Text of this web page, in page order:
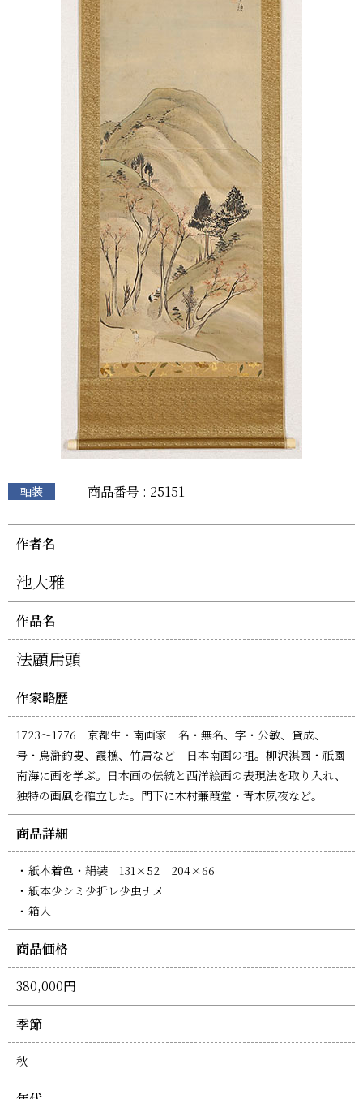
軸装 商品番号 : 25151
作者名
池大雅
作品名
法顧乕頭
作家略歴
1723～1776 京都生・南画家 名・無名、字・公敏、貸成、
号・烏滸釣叟、霞樵、竹居など 日本南画の祖。柳沢淇園・祇園
南海に画を学ぶ。日本画の伝統と西洋絵画の表現法を取り入れ、
独特の画風を確立した。門下に木村蒹葭堂・青木夙夜など。
商品詳細
紙本着色・絹装 131×52 204×66
紙本少シミ少折レ少虫ナメ
箱入
商品価格
380,000円
季節
秋